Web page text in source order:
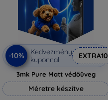
-10%
Kedvezmény
kuponnal
EXTRA10
3mk Pure Matt védőüveg
Méretre készítve